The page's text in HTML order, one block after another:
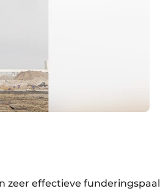
zeer effectieve funderings­paal